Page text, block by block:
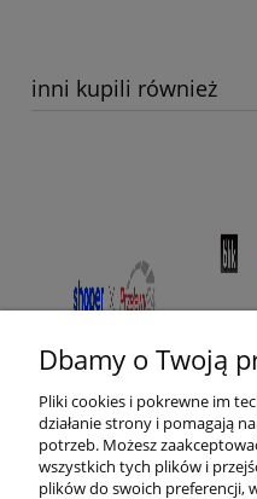
inni kupili również
Dbamy o Twoją
Pliki cookies i pokrewne im
działanie strony i pomagają
potrzeb. Możesz
wszystkich tych plików i
plików do swoich preferencji,